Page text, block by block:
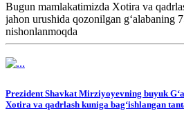
Bugun mamlakatimizda Xotira va
jahon urushida qozonilgan g‘alabaning
nishonlanmoqda
Prezident Shavkat Mirziyoyevning buyuk
Xotira va qadrlash kuniga bagʻishlangan